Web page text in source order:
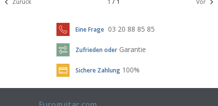
Zurück 1 / 1 Vor
Eine Frage 03 20 88 85 85
Zufrieden oder Garantie
Sichere Zahlung 100%